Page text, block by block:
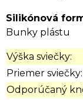
Silikónová
Bunky plástu
Výška sviečky:
Priemer sviečky:
Odporúčaný